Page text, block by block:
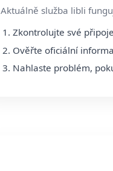
Aktuálně služba libli
Zkontrolujte své
Ověřte oficiální
Nahlaste problém,